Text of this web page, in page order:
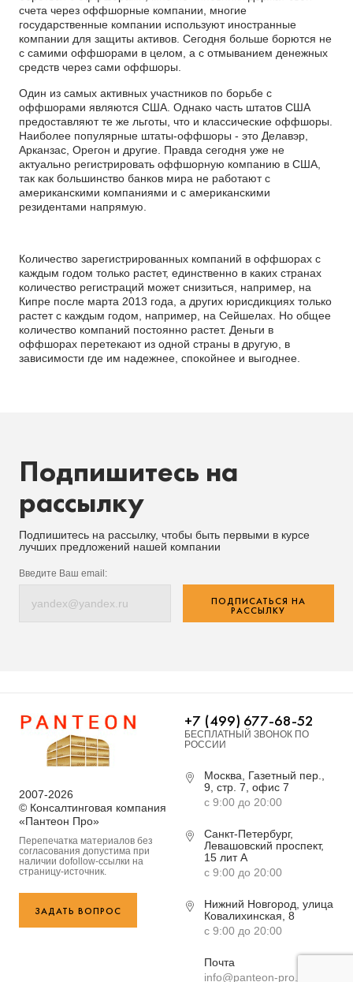
счета через оффшорные компании, многие
государственные компании используют иностранные
компании для защиты активов. Сегодня больше борются не
с самими оффшорами в целом, а с отмыванием денежных
средств через сами оффшоры.
Один из самых активных участников по борьбе с
оффшорами являются США. Однако часть штатов США
предоставляют те же льготы, что и классические оффшоры.
Наиболее популярные штаты-оффшоры - это Делавэр,
Арканзас, Орегон и другие. Правда сегодня уже не
актуально регистрировать оффшорную компанию в США,
так как большинство банков мира не работают с
американскими компаниями и с американскими
резидентами напрямую.
Количество зарегистрированных компаний в оффшорах с
каждым годом только растет, единственно в каких странах
количество регистраций может снизиться, например, на
Кипре после марта 2013 года, а других юрисдикциях только
растет с каждым годом, например, на Сейшелах. Но общее
количество компаний постоянно растет. Деньги в
оффшорах перетекают из одной страны в другую, в
зависимости где им надежнее, спокойнее и выгоднее.
Подпишитесь на
рассылку
Подпишитесь на рассылку, чтобы быть первыми в курсе
лучших предложений нашей компании
Введите Ваш email:
ПОДПИСАТЬСЯ НА
РАССЫЛКУ
2007-2026
© Консалтинговая компания
«Пантеон Про»
Перепечатка материалов без
согласования допустима при
наличии dofollow-ссылки на
страницу-источник.
ЗАДАТЬ ВОПРОС
+7 (499) 677-68-52
БЕСПЛАТНЫЙ ЗВОНОК ПО
РОССИИ
Москва, Газетный пер.,
9, стр. 7, офис 7
с 9:00 до 20:00
Санкт-Петербург,
Левашовский проспект,
15 лит А
с 9:00 до 20:00
Нижний Новгород, улица
Ковалихинская, 8
с 9:00 до 20:00
Почта
info@panteon-pro.ru